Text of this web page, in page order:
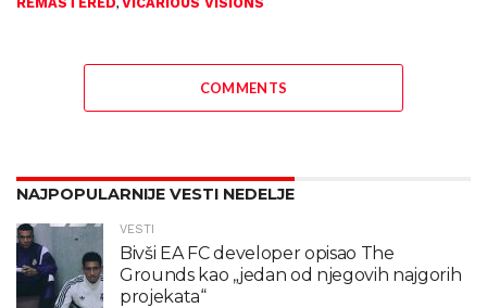
COMMENTS
NAJPOPULARNIJE VESTI NEDELJE
VESTI
Bivši EA FC developer opisao The
Grounds kao „jedan od njegovih najgorih
projekata“